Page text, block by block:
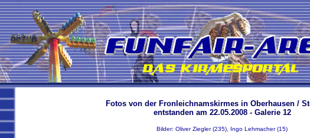
Fotos von der Fronleichnamskirmes in Oberhausen /
entstanden am 22.05.2008 - Galerie 12
Bilder: Oliver Ziegler (235), Ingo Lehmacher (15)